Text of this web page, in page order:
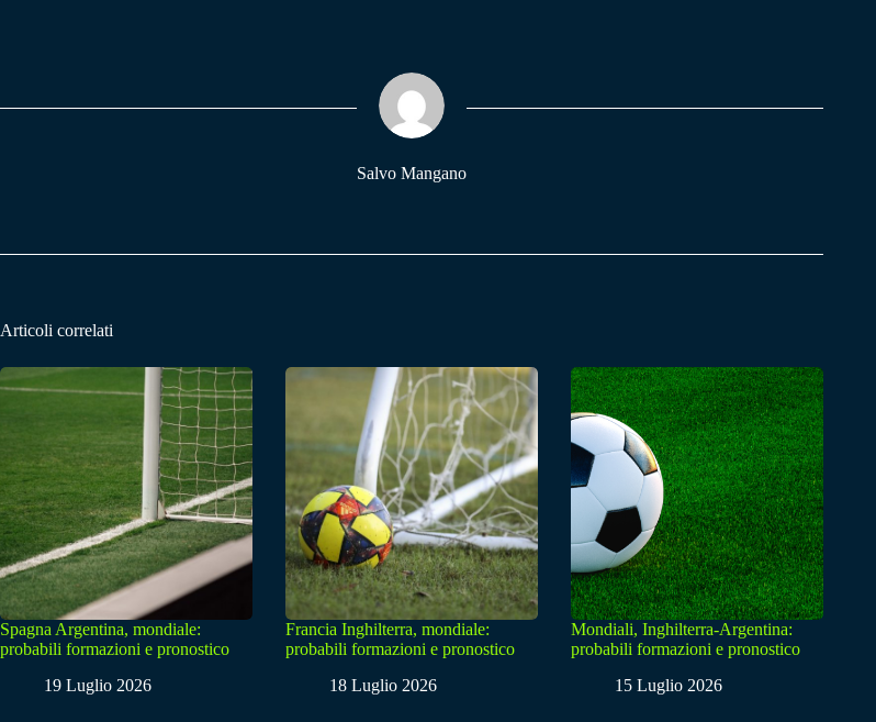
pp m
Salvo Mangano
Articoli correlati
Spagna Argentina, mondiale:
probabili formazioni e pronostico
19 Luglio 2026
Francia Inghilterra, mondiale:
probabili formazioni e pronostico
18 Luglio 2026
Mondiali, Inghilterra-Argentina:
probabili formazioni e pronostico
15 Luglio 2026